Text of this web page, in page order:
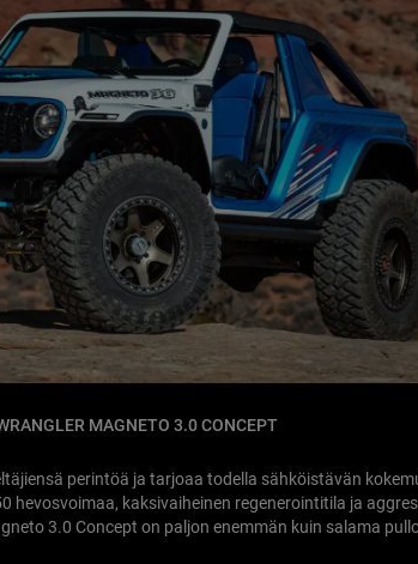
MAGNETO 3.0 CONCEPT
perintöä ja tarjoaa todella sähköistävän
hevosvoimaa, kaksivaiheinen regenerointitila ja
3.0 Concept on paljon enemmän kuin salama